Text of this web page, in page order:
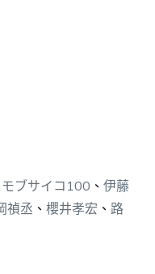
モブサイコ100 、 伊藤
禎丞 、 櫻井孝宏 、 路